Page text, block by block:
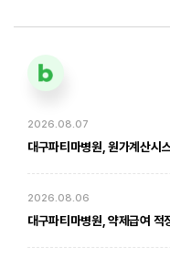
[대구파티마병원] 심장혈관흉
전문분야 이야기
2026. 01. 20
2026.08.07
대구파티마병원, 원가계산
2026.08.06
대구파티마병원, 약제급여 적